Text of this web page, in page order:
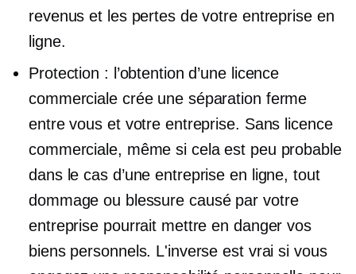
revenus et les pertes de votre entreprise en
ligne.
Protection : l’obtention d’une licence
commerciale crée une séparation ferme
entre vous et votre entreprise. Sans licence
commerciale, même si cela est peu probable
dans le cas d’une entreprise en ligne, tout
dommage ou blessure causé par votre
entreprise pourrait mettre en danger vos
biens personnels. L'inverse est vrai si vous